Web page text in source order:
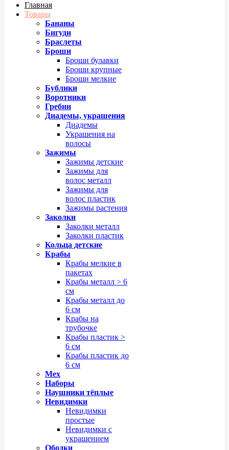
Главная
Товары
Бананы
Бигуди
Браслеты
Броши
Броши булавки
Броши крупные
Броши мелкие
Бублики
Воротники
Гребни
Диадемы, украшения
Диадемы
Украшения на
волосы
Зажимы
Зажимы детские
Зажимы для
волос металл
Зажимы для
волос пластик
Зажимы растения
Заколки
Заколки металл
Заколки пластик
Кольца детские
Крабы
Крабы мелкие в
пакетах
Крабы металл > 6
см
Крабы металл до
6 см
Крабы на
трубочке
Крабы пластик >
6 см
Крабы пластик до
6 см
Мех
Наборы
Наушники тёплые
Невидимки
Невидимки
простые
Невидимки с
украшением
Ободки